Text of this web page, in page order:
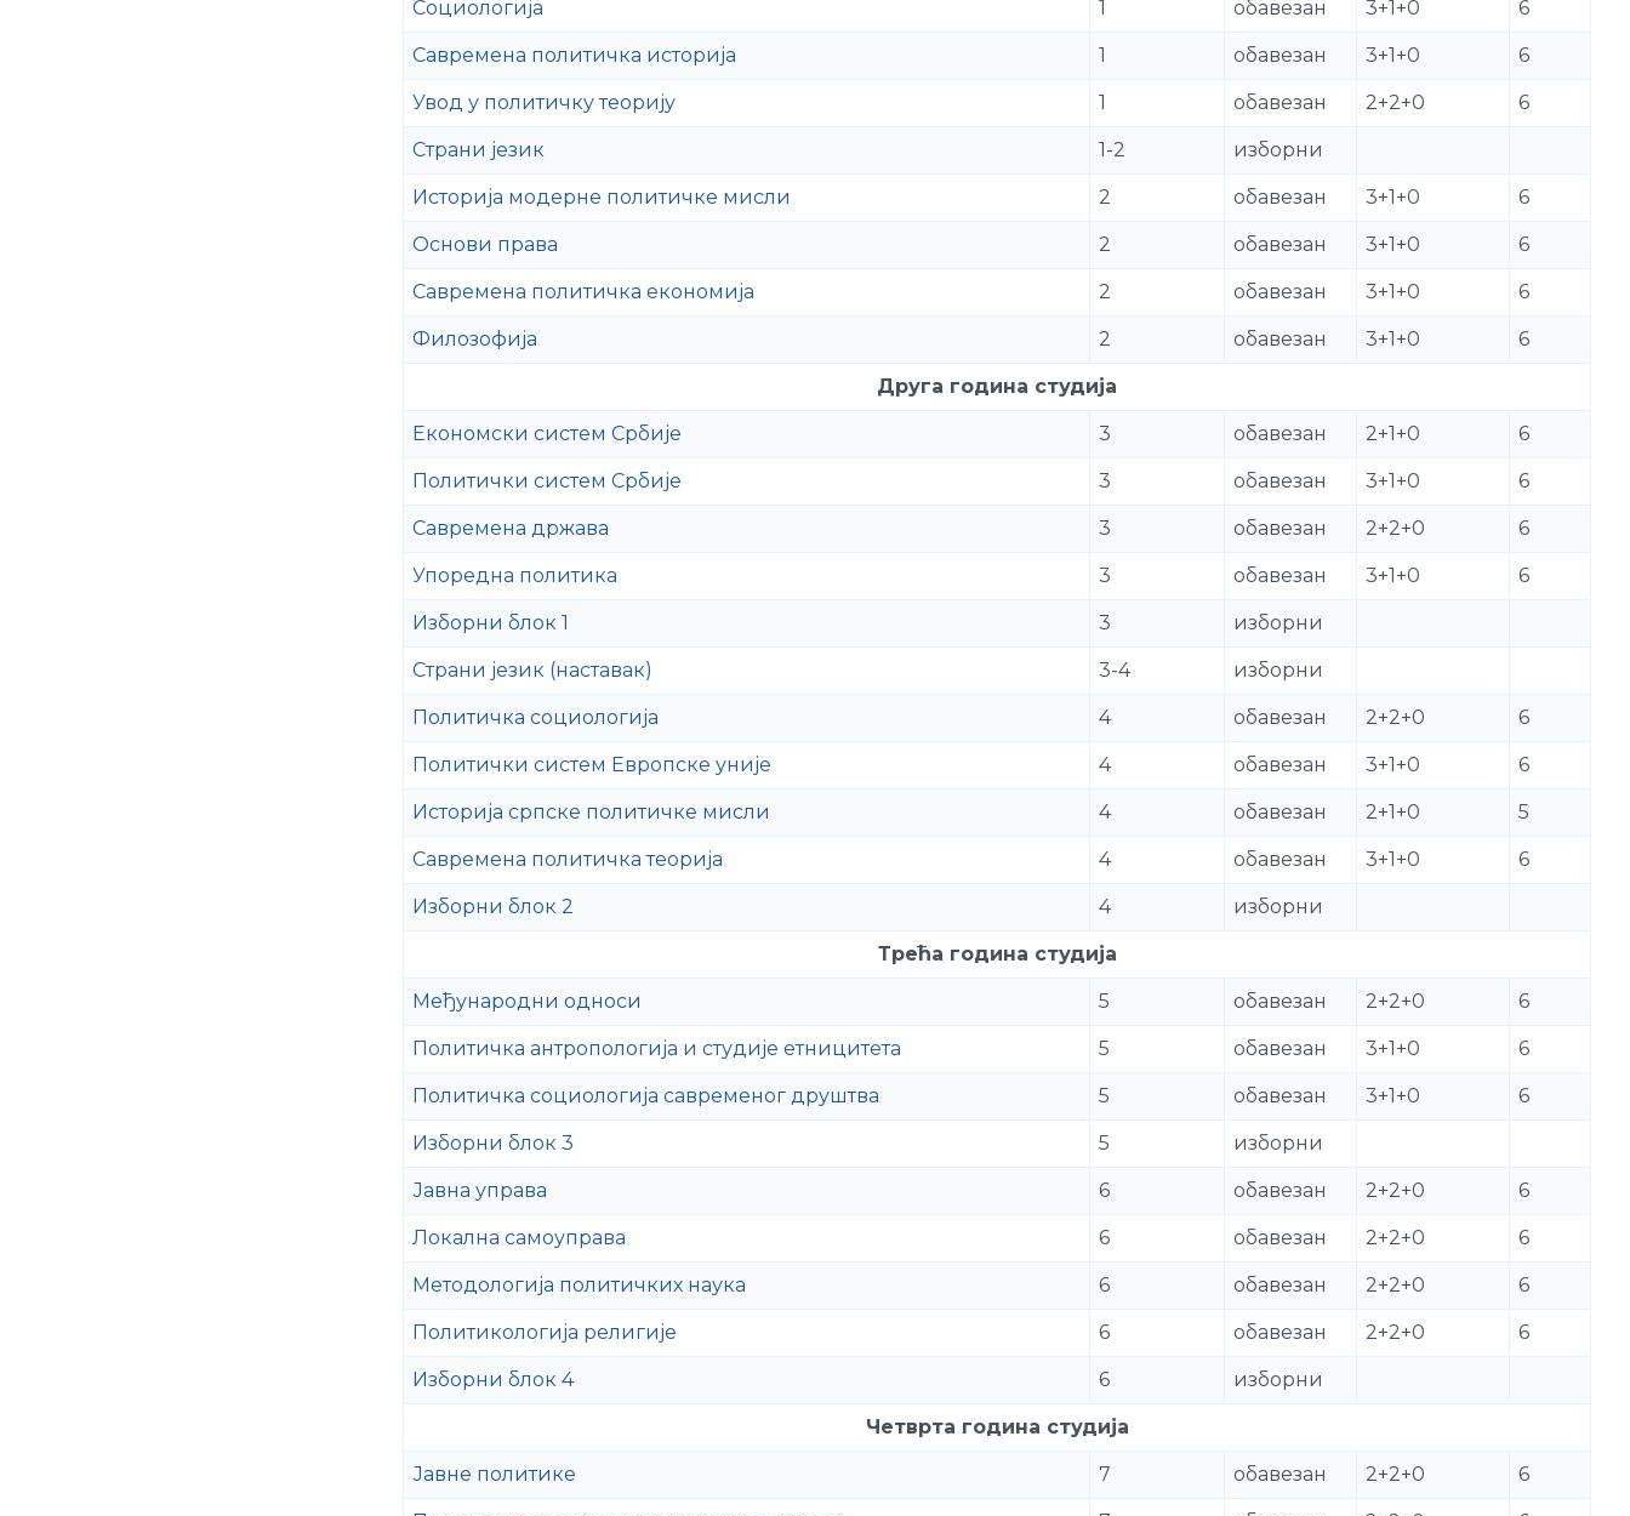
Социологија 1 обавезан 3+1+0 6
Савремена политичка историја 1 обавезан 3+1+0 6
Увод у политичку теорију 1 обавезан 2+2+0 6
Страни језик 1-2 изборни
Историја модерне политичке мисли 2 обавезан 3+1+0 6
Основи права 2 обавезан 3+1+0 6
Савремена политичка економија 2 обавезан 3+1+0 6
Филозофија 2 обавезан 3+1+0 6
Друга година студија
Економски систем Србије 3 обавезан 2+1+0 6
Политички систем Србије 3 обавезан 3+1+0 6
Савремена држава 3 обавезан 2+2+0 6
Упоредна политика 3 обавезан 3+1+0 6
Изборни блок 1 3 изборни
Страни језик (наставак) 3-4 изборни
Политичка социологија 4 обавезан 2+2+0 6
Политички систем Европске уније 4 обавезан 3+1+0 6
Историја српске политичке мисли 4 обавезан 2+1+0 5
Савремена политичка теорија 4 обавезан 3+1+0 6
Изборни блок 2 4 изборни
Трећа година студија
Међународни односи 5 обавезан 2+2+0 6
Политичка антропологија и студије етницитета 5 обавезан 3+1+0 6
Политичка социологија савременог друштва 5 обавезан 3+1+0 6
Изборни блок 3 5 изборни
Јавна управа 6 обавезан 2+2+0 6
Локална самоуправа 6 обавезан 2+2+0 6
Методологија политичких наука 6 обавезан 2+2+0 6
Политикологија религије 6 обавезан 2+2+0 6
Изборни блок 4 6 изборни
Четврта година студија
Јавне политике 7 обавезан 2+2+0 6